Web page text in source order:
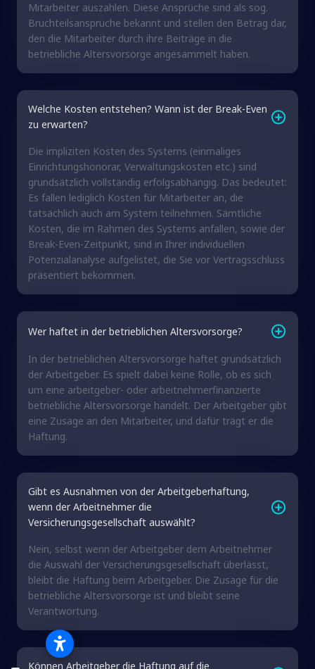
Mitarbeiter auszahlen. Diese Ansprüche sind als sog.
Bruchteilsansprüche bekannt und stellen den Betrag dar,
den die Mitarbeiter durch ihre Beiträge in die
betriebliche Altersvorsorge angesammelt haben.
Welche Kosten entstehen? Wann ist der Break-Even
zu erwarten?
Die impliziten Kosten des Systems (einmaliges
Einrichtungshonorar, Verwaltungskosten etc.) sind
grundsätzlich vollständig erfolgsabhängig. Das bedeutet:
Es fallen lediglich Kosten für Mitarbeiter an, die
tatsächlich auch am System teilnehmen. Sämtliche
Kosten, die im Rahmen des Systems anfallen, sowie der
Break-Even-Zeitpunkt, sind in Ihrer individuellen
Potenzialanalyse aufgelistet, die Sie vor Vertragsschluss
präsentiert bekommen.
Wer haftet in der betrieblichen Altersvorsorge?
In der betrieblichen Altersvorsorge haftet grundsätzlich
der Arbeitgeber. Es spielt dabei keine Rolle, ob es sich
um eine arbeitgeber- oder arbeitnehmerfinanzierte
betriebliche Altersvorsorge handelt. Der Arbeitgeber gibt
eine Zusage an den Mitarbeiter, und dafür trägt er die
Haftung.
Gibt es Ausnahmen von der Arbeitgeberhaftung,
wenn der Arbeitnehmer die
Versicherungsgesellschaft auswählt?
Nein, selbst wenn der Arbeitgeber dem Arbeitnehmer
die Auswahl der Versicherungsgesellschaft überlässt,
bleibt die Haftung beim Arbeitgeber. Die Zusage für die
betriebliche Altersvorsorge ist und bleibt seine
Verantwortung.
Können Arbeitgeber die Haftung auf die